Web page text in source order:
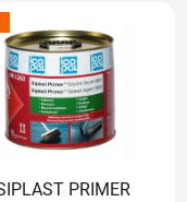
PRIMER